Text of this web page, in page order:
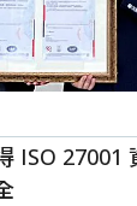
ISO 27001